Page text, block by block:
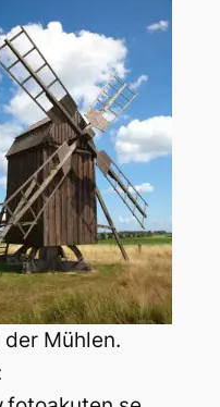
der Mühlen.